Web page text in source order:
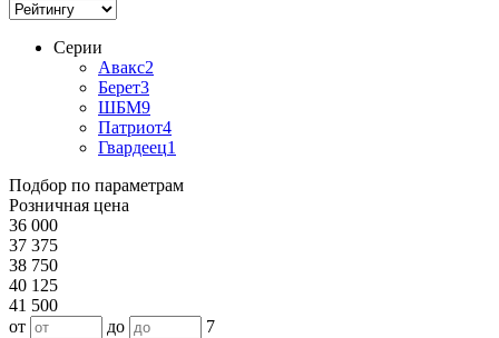
Серии
Авакс2
Берет3
ШБМ9
Патриот4
Гвардеец1
Подбор по параметрам
Розничная цена
36 000
37 375
38 750
40 125
41 500
от
до
7